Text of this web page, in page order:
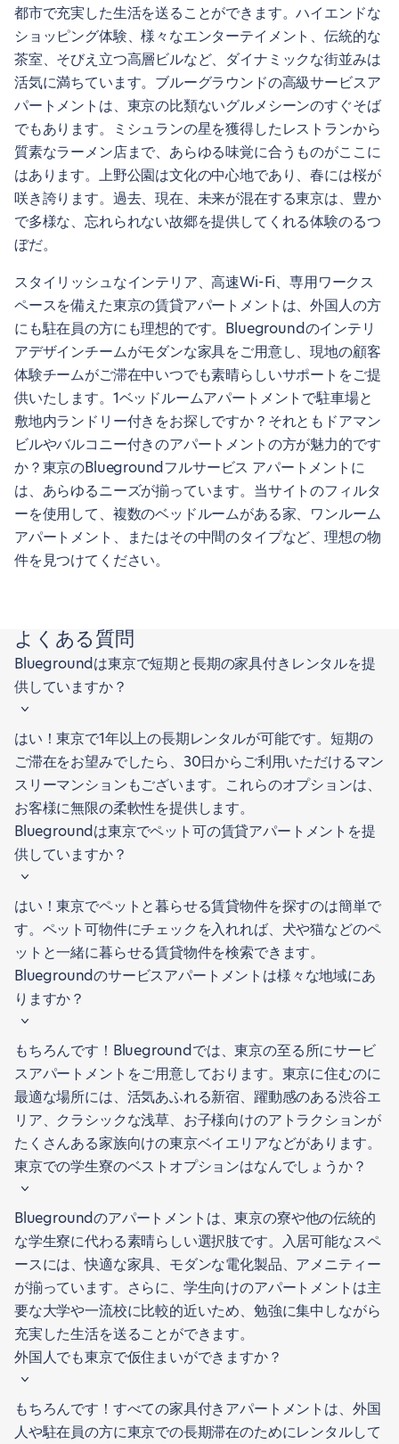
都市で充実した生活を送ることができます。ハイエンドな
ショッピング体験、様々なエンターテイメント、伝統的な
茶室、そびえ立つ高層ビルなど、ダイナミックな街並みは
活気に満ちています。ブルーグラウンドの高級サービスア
パートメントは、東京の比類ないグルメシーンのすぐそば
でもあります。ミシュランの星を獲得したレストランから
質素なラーメン店まで、あらゆる味覚に合うものがここに
はあります。上野公園は文化の中心地であり、春には桜が
咲き誇ります。過去、現在、未来が混在する東京は、豊か
で多様な、忘れられない故郷を提供してくれる体験のるつ
ぼだ。
スタイリッシュなインテリア、高速Wi-Fi、専用ワークス
ペースを備えた東京の賃貸アパートメントは、外国人の方
にも駐在員の方にも理想的です。Bluegroundのインテリ
アデザインチームがモダンな家具をご用意し、現地の顧客
体験チームがご滞在中いつでも素晴らしいサポートをご提
供いたします。1ベッドルームアパートメントで駐車場と
敷地内ランドリー付きをお探しですか？それともドアマン
ビルやバルコニー付きのアパートメントの方が魅力的です
か？東京のBluegroundフルサービス アパートメントに
は、あらゆるニーズが揃っています。当サイトのフィルタ
ーを使用して、複数のベッドルームがある家、ワンルーム
アパートメント、またはその中間のタイプなど、理想の物
件を見つけてください。
よくある質問
Bluegroundは東京で短期と長期の家具付きレンタルを提
供していますか？
はい！東京で1年以上の長期レンタルが可能です。短期の
ご滞在をお望みでしたら、30日からご利用いただけるマン
スリーマンションもございます。これらのオプションは、
お客様に無限の柔軟性を提供します。
Bluegroundは東京でペット可の賃貸アパートメントを提
供していますか？
はい！東京でペットと暮らせる賃貸物件を探すのは簡単で
す。ペット可物件にチェックを入れれば、犬や猫などのペ
ットと一緒に暮らせる賃貸物件を検索できます。
Bluegroundのサービスアパートメントは様々な地域にあ
りますか？
もちろんです！Bluegroundでは、東京の至る所にサービ
スアパートメントをご用意しております。東京に住むのに
最適な場所には、活気あふれる新宿、躍動感のある渋谷エ
リア、クラシックな浅草、お子様向けのアトラクションが
たくさんある家族向けの東京ベイエリアなどがあります。
東京での学生寮のベストオプションはなんでしょうか？
Bluegroundのアパートメントは、東京の寮や他の伝統的
な学生寮に代わる素晴らしい選択肢です。入居可能なスペ
ースには、快適な家具、モダンな電化製品、アメニティー
が揃っています。さらに、学生向けのアパートメントは主
要な大学や一流校に比較的近いため、勉強に集中しながら
充実した生活を送ることができます。
外国人でも東京で仮住まいができますか？
もちろんです！すべての家具付きアパートメントは、外国
人や駐在員の方に東京での長期滞在のためにレンタルして